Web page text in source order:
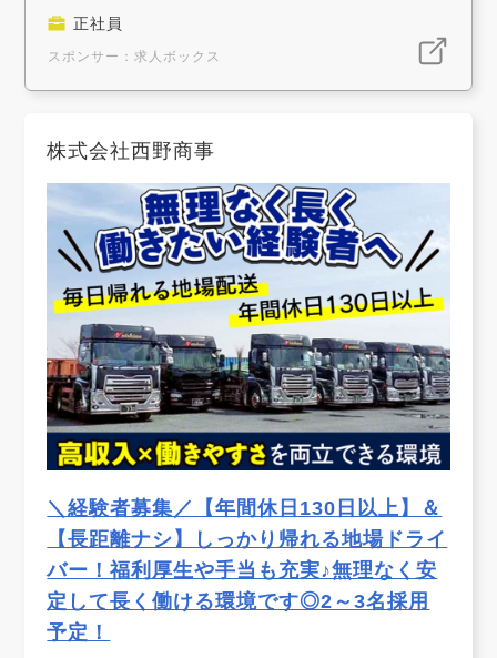
正社員
スポンサー：求人ボックス
株式会社西野商事
＼経験者募集／【年間休日130日以上】＆
【長距離ナシ】しっかり帰れる地場ドライ
バー！福利厚生や手当も充実♪無理なく安
定して長く働ける環境です◎2～3名採用
予定！